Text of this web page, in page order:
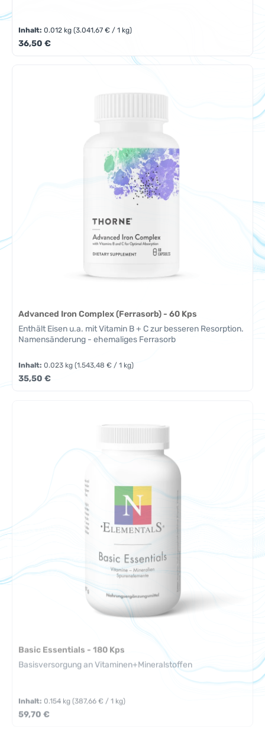
Inhalt:0.012 kg(3.041,67 € / 1 kg)
Regulärer Preis:
36,50 €
Advanced Iron Complex (Ferrasorb) - 60 Kps
Enthält Eisen u.a. mit Vitamin B + C zur besseren Resorption.
Namensänderung - ehemaliges Ferrasorb
Inhalt:0.023 kg(1.543,48 € / 1 kg)
Regulärer Preis:
35,50 €
Basic Essentials - 180 Kps
Basisversorgung an Vitaminen+Mineralstoffen
Regulärer Preis:
59,70 €